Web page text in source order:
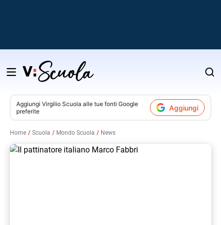
Salta
contenuto
Aggiungi Virgilio Scuola alle tue fonti Google
preferite
Aggiungi
Home Scuola Mondo Scuola News